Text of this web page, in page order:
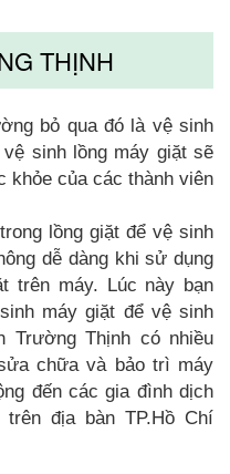
THỊNH
bỏ qua đó là vệ sinh
sinh lồng máy giặt sẽ
khỏe của các thành viên
lồng giặt để vệ sinh
dễ dàng khi sử dụng
trên máy. Lúc này bạn
máy giặt để vệ sinh
Trường Thịnh có nhiều
chữa và bảo trì máy
đến các gia đình dịch
địa bàn TP.Hồ Chí